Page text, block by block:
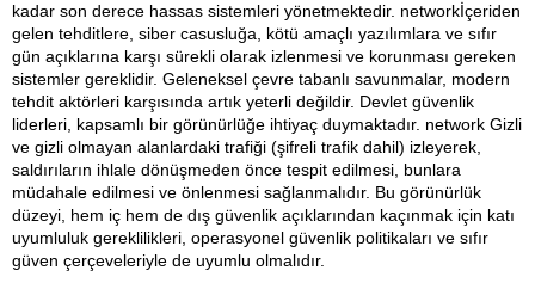
kadar son derece hassas sistemleri yönetmektedir. networkİçeriden
gelen tehditlere, siber casusluğa, kötü amaçlı yazılımlara ve sıfır
gün açıklarına karşı sürekli olarak izlenmesi ve korunması gereken
sistemler gereklidir. Geleneksel çevre tabanlı savunmalar, modern
tehdit aktörleri karşısında artık yeterli değildir. Devlet güvenlik
liderleri, kapsamlı bir görünürlüğe ihtiyaç duymaktadır. network Gizli
ve gizli olmayan alanlardaki trafiği (şifreli trafik dahil) izleyerek,
saldırıların ihlale dönüşmeden önce tespit edilmesi, bunlara
müdahale edilmesi ve önlenmesi sağlanmalıdır. Bu görünürlük
düzeyi, hem iç hem de dış güvenlik açıklarından kaçınmak için katı
uyumluluk gereklilikleri, operasyonel güvenlik politikaları ve sıfır
güven çerçeveleriyle de uyumlu olmalıdır.